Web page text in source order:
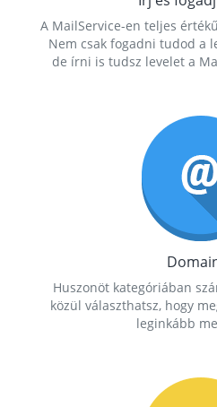
A MailService-en teljes
Nem csak fogadni tudod a
de írni is tudsz levelet a
Huszonöt kategóriában
közül választhatsz, hogy
leginkább